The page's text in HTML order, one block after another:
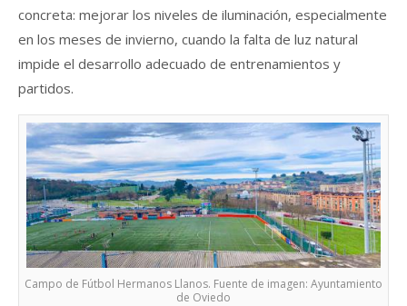
concreta: mejorar los niveles de iluminación, especialmente
en los meses de invierno, cuando la falta de luz natural
impide el desarrollo adecuado de entrenamientos y
partidos.
Campo de Fútbol Hermanos Llanos. Fuente de imagen: Ayuntamiento
de Oviedo